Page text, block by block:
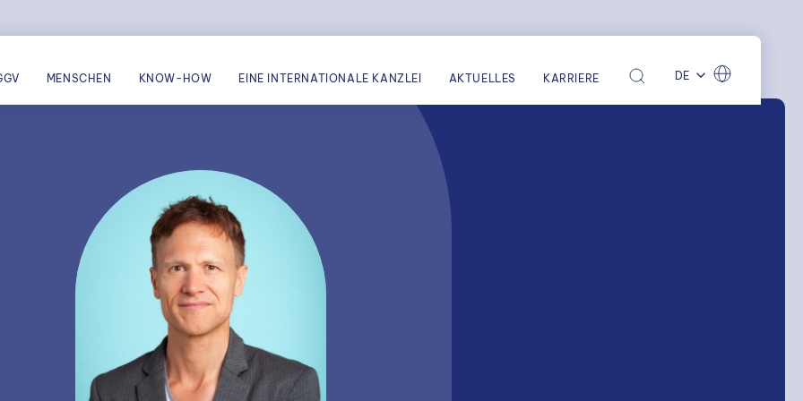
MENSCHEN KNOW-HOW EINE INTERNATIONALE KANZLEI AKTUELLES KARRIERE DE